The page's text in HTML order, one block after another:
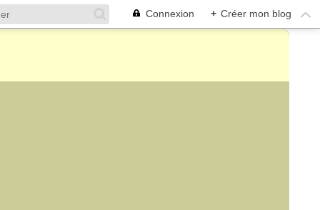
Connexion + Créer mon blog